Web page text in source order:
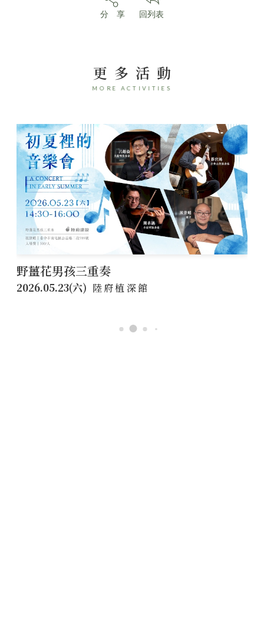
分 享 回列表
更多活動
MORE ACTIVITIES
奏
陸府植深館